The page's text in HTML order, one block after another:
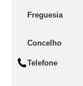
Freguesia
Concelho
Telefone